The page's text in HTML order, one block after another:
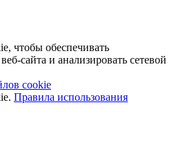
чтобы обеспечивать
сайта и анализировать сетевой
cookie
Правила использования